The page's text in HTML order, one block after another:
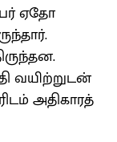
ஏதோ
வயிற்றுடன்
அதிகாரத்